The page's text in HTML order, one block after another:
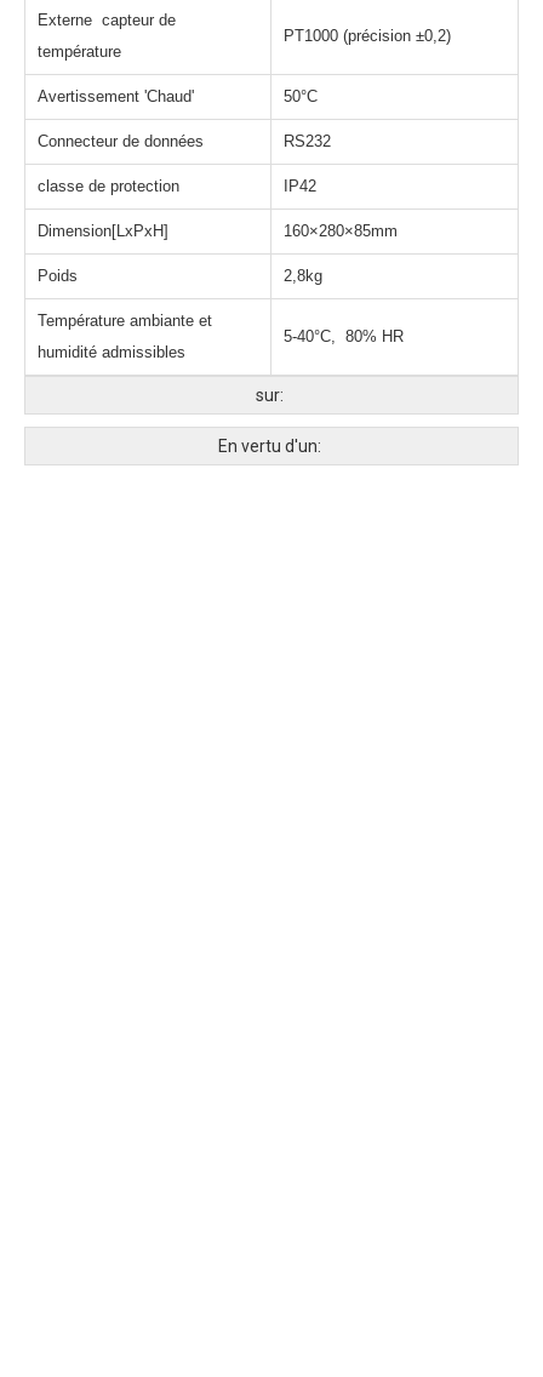
Externe capteur de
température
PT1000 (précision ±0,2)
Avertissement 'Chaud' 50°C
Connecteur de données RS232
classe de protection IP42
Dimension[LxPxH] 160×280×85mm
Poids 2,8kg
Température ambiante et
humidité admissibles
5-40°C, 80% HR
sur:
En vertu d'un: